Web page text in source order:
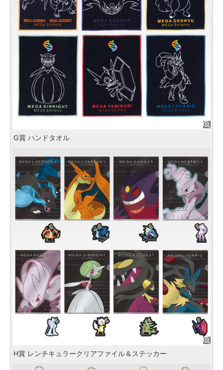
G賞 ハンドタオル
H賞 レンチキュラークリアファイル＆ステッカー